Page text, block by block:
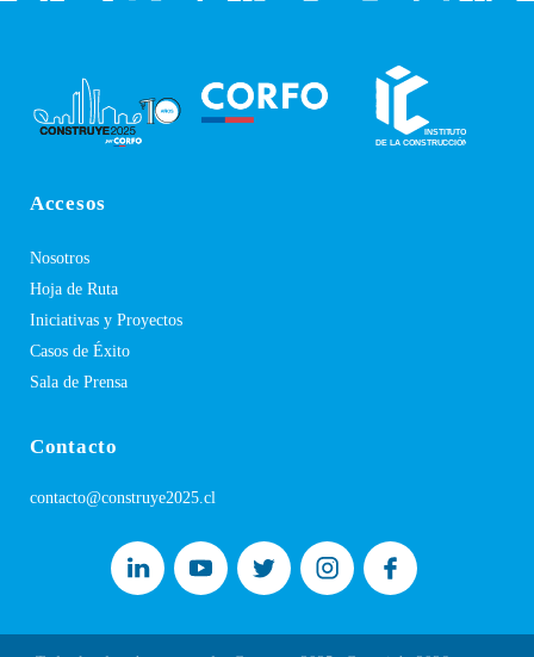
Accesos
Nosotros
Hoja de Ruta
Iniciativas y Proyectos
Casos de Éxito
Sala de Prensa
Contacto
contacto@construye2025.cl